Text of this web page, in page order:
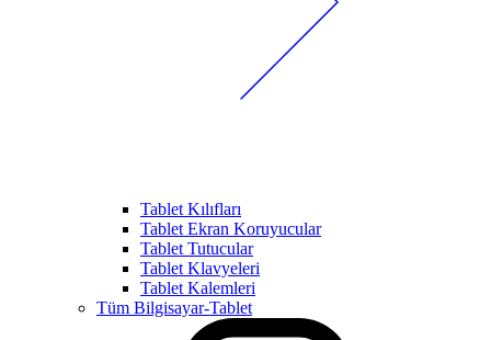
Tablet Kılıfları
Tablet Ekran Koruyucular
Tablet Tutucular
Tablet Klavyeleri
Tablet Kalemleri
Tüm Bilgisayar-Tablet